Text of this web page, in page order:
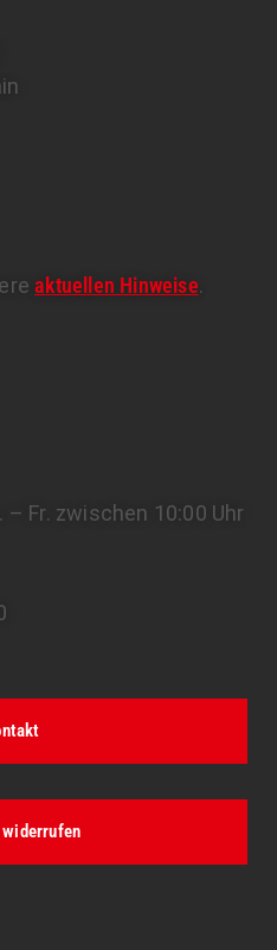
aktuellen Hinweise.
Fr. zwischen 10:00 Uhr